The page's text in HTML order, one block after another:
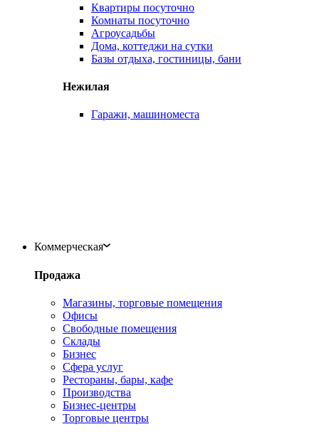
Квартиры посуточно
Комнаты посуточно
Агроусадьбы
Дома, коттеджи на сутки
Базы отдыха, гостиницы, бани
Нежилая
Гаражи, машиноместа
Коммерческая
Продажа
Магазины, торговые помещения
Офисы
Свободные помещения
Склады
Бизнес
Сфера услуг
Рестораны, бары, кафе
Производства
Бизнес-центры
Торговые центры